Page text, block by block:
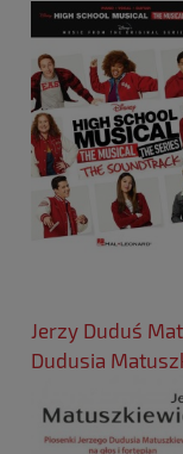
Jerzy Duduś
Dudusia